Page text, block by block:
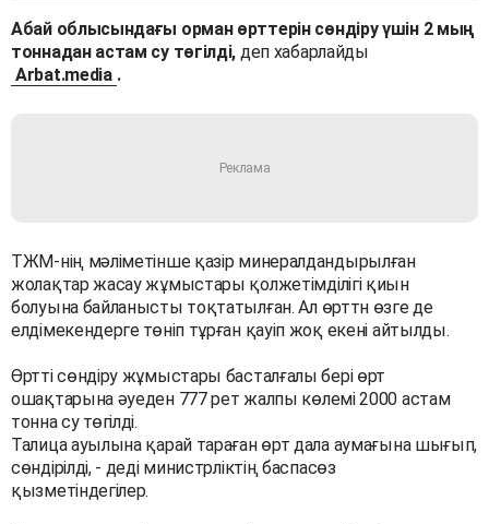
Абай облысындағы орман өрттерін сөндіру үшін 2 мың
тоннадан астам су төгілді, деп хабарлайды
Arbat.media .
ТЖМ-нің мәліметінше қазір минералдандырылған
жолақтар жасау жұмыстары қолжетімділігі қиын
болуына байланысты тоқтатылған. Ал өрттн өзге де
елдімекендерге төніп тұрған қауіп жоқ екені айтылды.
Өртті сөндіру жұмыстары басталғалы бері өрт
ошақтарына әуеден 777 рет жалпы көлемі 2000 астам
тонна су төгілді.
Талица ауылына қарай тараған өрт дала аумағына шығып,
сөндірілді, - деді министрліктің баспасөз
қызметіндегілер.